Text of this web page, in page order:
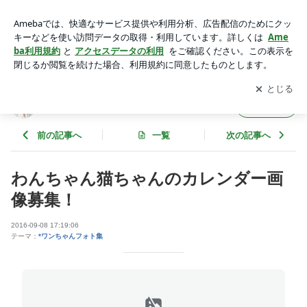
サロン物語アプリをダウンロードして ブログの更新通知
を受け取りまし
ょう。
開く
前の記事へ 一覧 次の記事へ
わんちゃん猫ちゃんのカレンダー画
像募集！
2016-09-08 17:19:06
テーマ： *ワンちゃんフォト集